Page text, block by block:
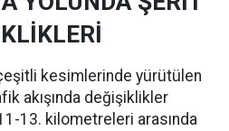
kesimlerinde yürütülen
akışında değişiklikler
13. kilometreleri arasında